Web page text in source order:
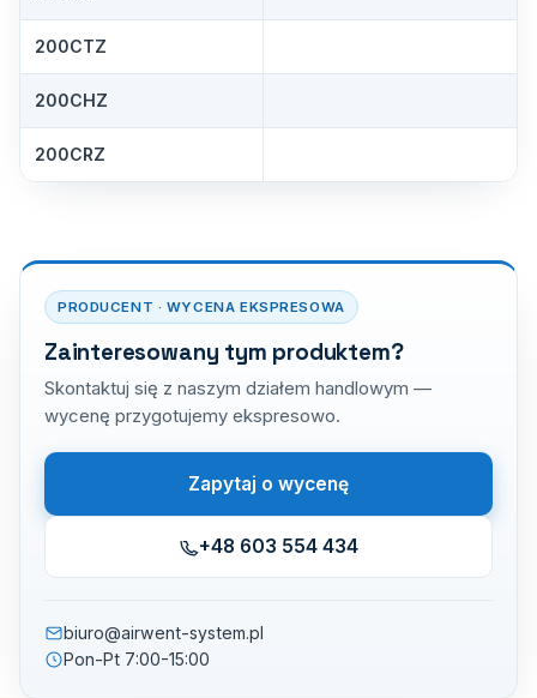
200CTZ
200CHZ
200CRZ
PRODUCENT · WYCENA EKSPRESOWA
Zainteresowany tym produktem?
Skontaktuj się z naszym działem handlowym —
wycenę przygotujemy ekspresowo.
Zapytaj o wycenę
+48 603 554 434
biuro@airwent-system.pl
Pon-Pt 7:00-15:00